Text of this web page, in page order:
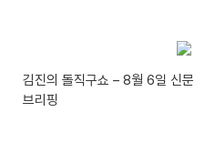
김진의 돌직구쇼 – 8월 6일 신문
브리핑